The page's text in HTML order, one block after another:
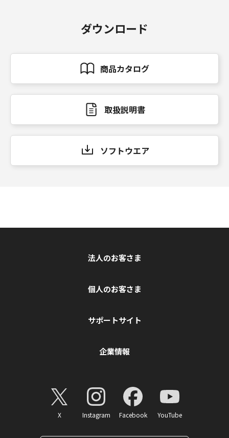
ダウンロード
商品カタログ
取扱説明書
ソフトウエア
法人のお客さま
個人のお客さま
サポートサイト
企業情報
X Instagram Facebook YouTube